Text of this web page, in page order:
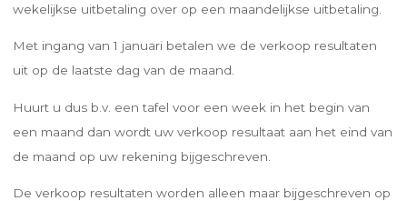
wekelijkse uitbetaling over op een maandelijkse uitbetaling.
Met ingang van 1 januari betalen we de verkoop resultaten
uit op de laatste dag van de maand.
Huurt u dus b.v. een tafel voor een week in het begin van
een maand dan wordt uw verkoop resultaat aan het eind van
de maand op uw rekening bijgeschreven.
De verkoop resultaten worden alleen maar bijgeschreven op